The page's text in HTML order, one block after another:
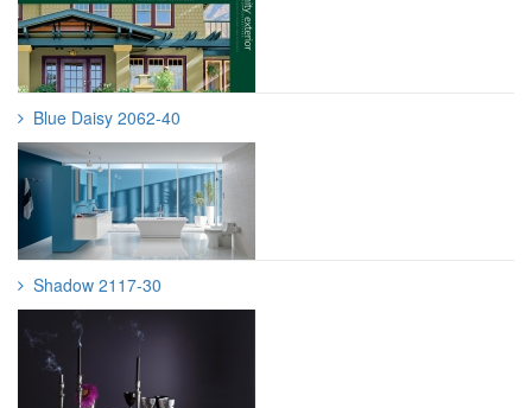
Blue Daisy 2062-40
Shadow 2117-30